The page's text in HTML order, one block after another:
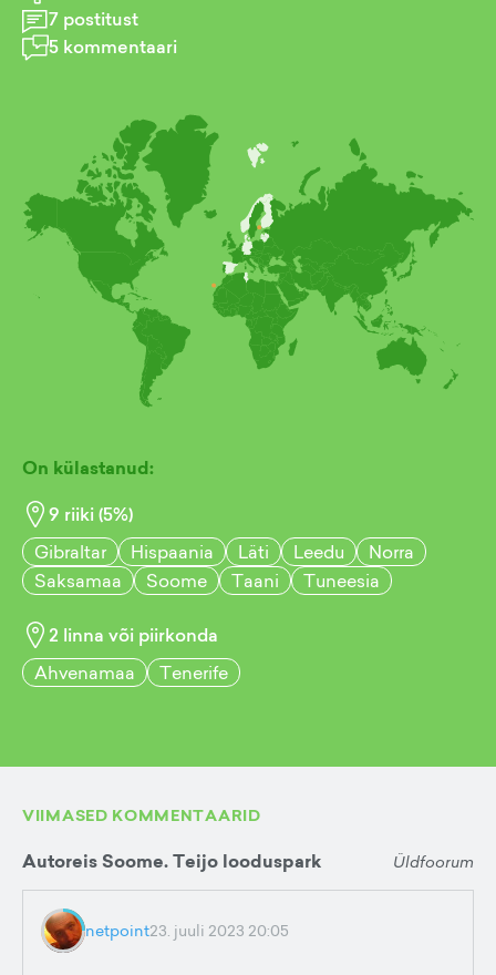
7 postitust
5 kommentaari
On külastanud:
9 riiki (5%)
Gibraltar
Hispaania Läti Leedu
Norra
Saksamaa
Soome Taani Tuneesia
2 linna või piirkonda
Ahvenamaa
Tenerife
VIIMASED KOMMENTAARID
Autoreis Soome. Teijo looduspark Üldfoorum
netpoint23. juuli 2023 20:05